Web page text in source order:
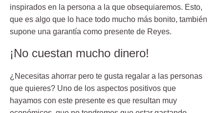
inspirados en la persona a la que obsequiaremos. Esto,
que es algo que lo hace todo mucho más bonito, también
supone una garantía como presente de Reyes.
¡No cuestan mucho dinero!
¿Necesitas ahorrar pero te gusta regalar a las personas
que quieres? Uno de los aspectos positivos que
hayamos con este presente es que resultan muy